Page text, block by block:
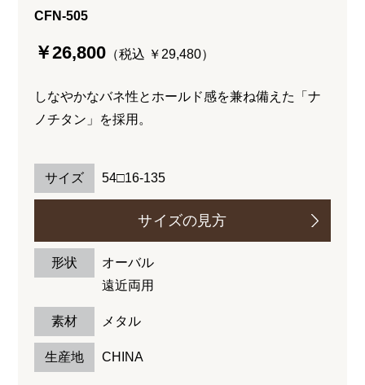
CFN-505
￥26,800 （税込 ￥29,480）
しなやかなバネ性とホールド感を兼ね備えた「ナ
ノチタン」を採用。
サイズ 54□16-135
サイズの見方
形状
オーバル
遠近両用
素材 メタル
生産地 CHINA